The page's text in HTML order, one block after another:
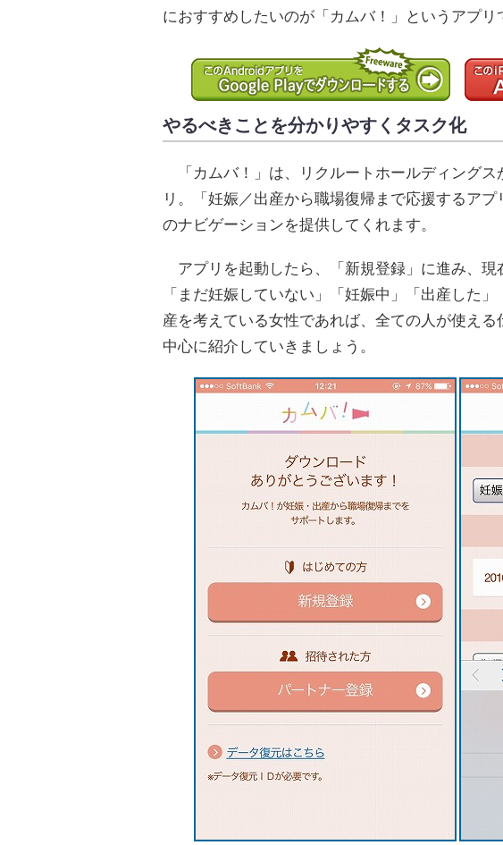
におすすめしたいのが「カムバ！」というアプリ
やるべきことを分かりやすくタスク化
「カムバ！」は、リクルートホールディングス
リ。「妊娠／出産から職場復帰まで応援するア
のナビゲーションを提供してくれます。
アプリを起動したら、「新規登録」に進み、現
「まだ妊娠していない」「妊娠中」「出産した
産を考えている女性であれば、全ての人が使え
中心に紹介していきましょう。